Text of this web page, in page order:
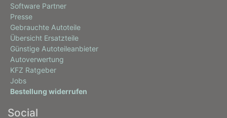
Software Partner
Presse
Gebrauchte Autoteile
Übersicht Ersatzteile
Günstige Autoteileanbieter
Autoverwertung
KFZ Ratgeber
Jobs
Bestellung widerrufen
Social